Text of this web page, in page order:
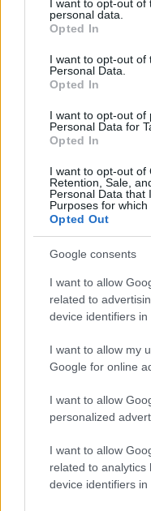
not limited to your visit
grant or deny consent
use your data for below
consent section.
I want to opt-out
personal data.
Opted In
I want to opt-out of
Personal Data.
Opted In
I want to opt-out of
Personal Data for
Opted In
I want to opt-out of
Retention, Sale,
Personal Data that
Purposes for which
Opted Out
Google consents
I want to allow
related to
device identifiers in
I want to allow my
Google for online
I want to allow
personalized
I want to allow
related to analytics
device identifiers in
Meccs
Paris Saint-
Felkészülési szezon 4.
Nya Ullevi, Göteborg